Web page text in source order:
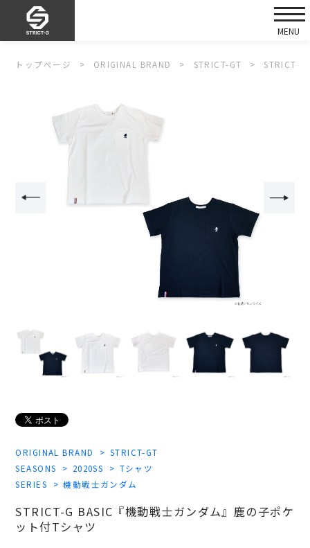
トップページ ORIGINAL BRAND STRICT-GT STRICT-
ORIGINAL BRAND
STRICT-GT
SEASONS
2020SS
Tシャツ
SERIES
機動戦士ガンダム
STRICT-G BASIC『機動戦士ガンダム』鹿の子ポケ
ット付Tシャツ